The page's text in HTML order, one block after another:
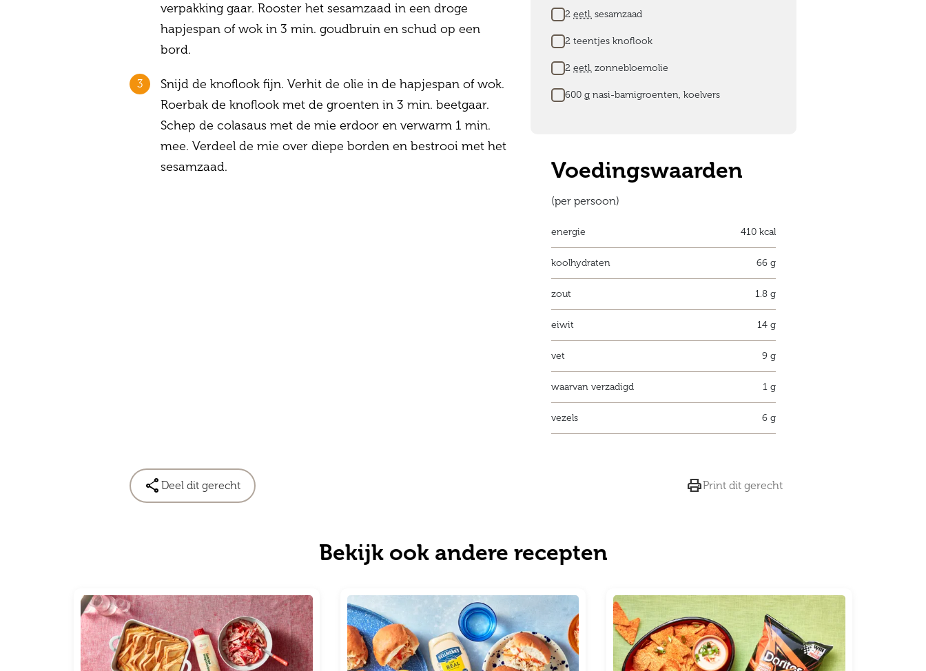
verpakking gaar. Rooster het sesamzaad in een droge
hapjespan of wok in 3 min. goudbruin en schud op een
bord.
Snijd de knoflook fijn. Verhit de olie in de hapjespan of wok.
Roerbak de knoflook met de groenten in 3 min. beetgaar.
Schep de colasaus met de mie erdoor en verwarm 1 min.
mee. Verdeel de mie over diepe borden en bestrooi met het
sesamzaad.
2eetl. sesamzaad
2 teentjes knoflook
2eetl. zonnebloemolie
600g nasi-bamigroenten, koelvers
Voedingswaarden
(per persoon)
energie 410 kcal
koolhydraten 66 g
zout 1.8 g
eiwit 14 g
vet 9 g
waarvan verzadigd 1 g
vezels 6 g
 Deel dit gerecht Print dit gerecht
Bekijk ook andere recepten